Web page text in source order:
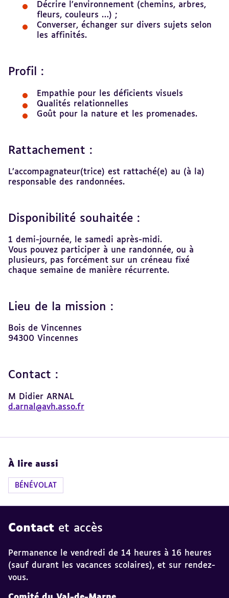
Décrire l’environnement (chemins, arbres,
fleurs, couleurs …) ;
Converser, échanger sur divers sujets selon
les affinités.
Profil :
Empathie pour les déficients visuels
Qualités relationnelles
Goût pour la nature et les promenades.
Rattachement :
L’accompagnateur(trice) est rattaché(e) au (à la)
responsable des randonnées.
Disponibilité souhaitée :
1 demi-journée, le samedi après-midi.
Vous pouvez participer à une randonnée, ou à
plusieurs, pas forcément sur un créneau fixé
chaque semaine de manière récurrente.
Lieu de la mission :
Bois de Vincennes
94300 Vincennes
Contact :
M Didier ARNAL
d.arnal@avh.asso.fr
À lire aussi
BÉNÉVOLAT
Contact et accès
Permanence le vendredi de 14 heures à 16 heures
(sauf durant les vacances scolaires), et sur rendez-
vous.